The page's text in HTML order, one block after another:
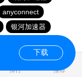
anyconnect
银河加速器
排行 推荐
下载
0.279647s